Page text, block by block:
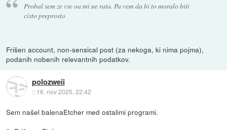
Probal sem ze vse oa mi ne rata. Pa vem da bi to moralo biti
cisto preprosto
Frišen account, non-sensical post (za nekoga, ki nima pojma),
podanih nobenih relevantnih podatkov.
polozweii
:: 16. nov 2025, 22:42
Sem našel balenaEtcher med ostalimi programi.